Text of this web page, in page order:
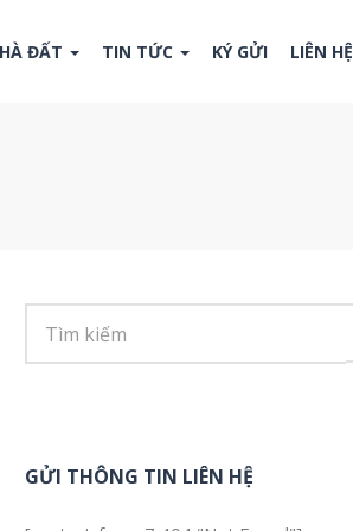
ĐẤT TIN TỨC KÝ GỬI LIÊN HỆ
GỬI THÔNG TIN LIÊN HỆ